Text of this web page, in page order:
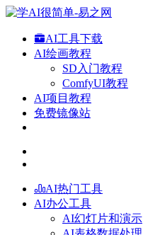
AI工具下载
AI绘画教程
SD入门教程
ComfyUI教程
AI项目教程
免费镜像站
AI热门工具
AI办公工具
AI幻灯片和演示